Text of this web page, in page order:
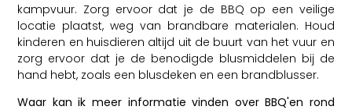
kampvuur. Zorg ervoor dat je de BBQ op een veilige
locatie plaatst, weg van brandbare materialen. Houd
kinderen en huisdieren altijd uit de buurt van het vuur en
zorg ervoor dat je de benodigde blusmiddelen bij de
hand hebt, zoals een blusdeken en een brandblusser.
Waar kan ik meer informatie vinden over BBQ'en rond